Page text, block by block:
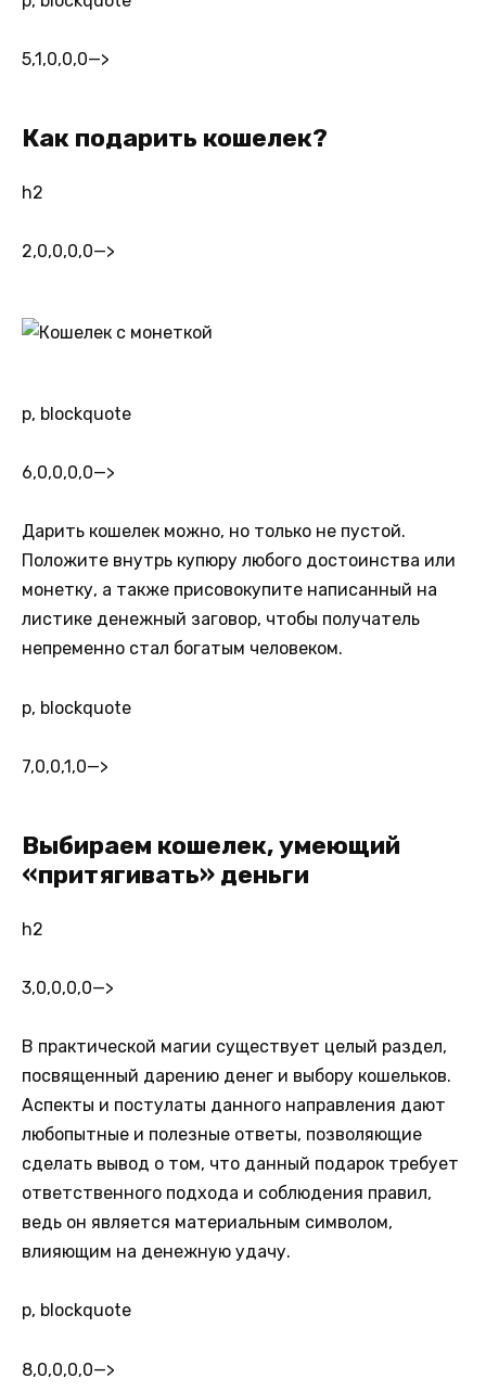
5,1,0,0,0—>
Как подарить кошелек?
h2
2,0,0,0,0—>
p, blockquote
6,0,0,0,0—>
Дарить кошелек можно, но только не пустой.
Положите внутрь купюру любого достоинства или
монетку, а также присовокупите написанный на
листике денежный заговор, чтобы получатель
непременно стал богатым человеком.
p, blockquote
7,0,0,1,0—>
Выбираем кошелек, умеющий
«притягивать» деньги
h2
3,0,0,0,0—>
В практической магии существует целый раздел,
посвященный дарению денег и выбору кошельков.
Аспекты и постулаты данного направления дают
любопытные и полезные ответы, позволяющие
сделать вывод о том, что данный подарок требует
ответственного подхода и соблюдения правил,
ведь он является материальным символом,
влияющим на денежную удачу.
p, blockquote
8,0,0,0,0—>